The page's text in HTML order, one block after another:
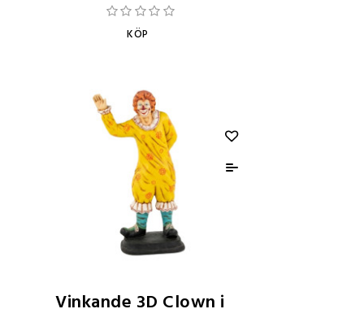
KÖP
Vinkande 3D Clown i